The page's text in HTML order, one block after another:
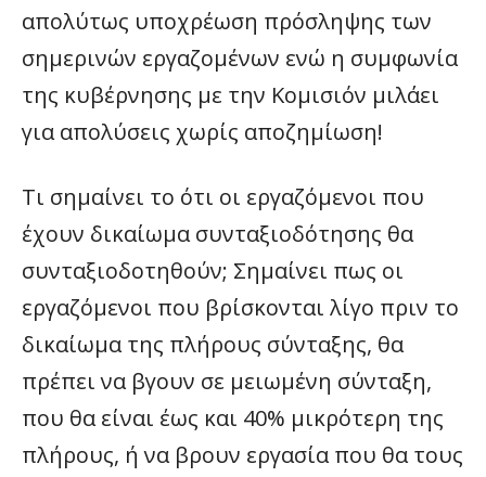
απολύτως υποχρέωση πρόσληψης των
σημερινών εργαζομένων ενώ η συμφωνία
της κυβέρνησης με την Κομισιόν μιλάει
για απολύσεις χωρίς αποζημίωση!
Τι σημαίνει το ότι οι εργαζόμενοι που
έχουν δικαίωμα συνταξιοδότησης θα
συνταξιοδοτηθούν; Σημαίνει πως οι
εργαζόμενοι που βρίσκονται λίγο πριν το
δικαίωμα της πλήρους σύνταξης, θα
πρέπει να βγουν σε μειωμένη σύνταξη,
που θα είναι έως και 40% μικρότερη της
πλήρους, ή να βρουν εργασία που θα τους